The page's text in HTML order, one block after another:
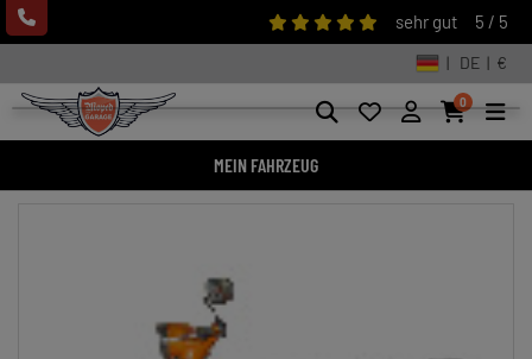
sehr gut 5 / 5
| DE | €
0
MEIN FAHRZEUG